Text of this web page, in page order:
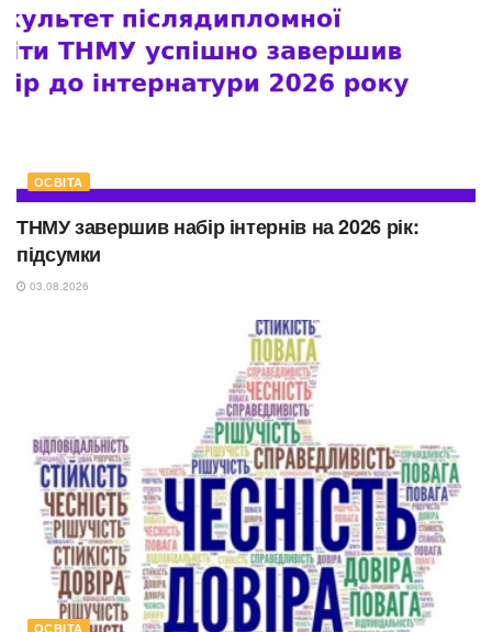
ОСВІТА
ТНМУ завершив набір інтернів на 2026 рік:
підсумки
03.08.2026
ОСВІТА